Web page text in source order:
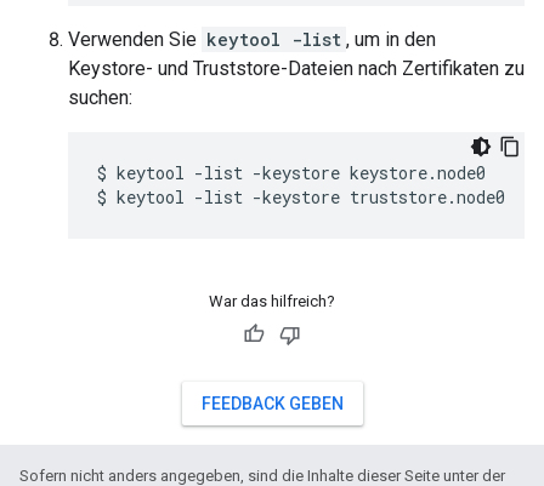
Verwenden Sie keytool -list , um in den
Keystore- und Truststore-Dateien nach Zertifikaten zu
suchen:
$ keytool -list -keystore keystore.node0
$ keytool -list -keystore truststore.node0
War das hilfreich?
FEEDBACK GEBEN
Sofern nicht anders angegeben, sind die Inhalte dieser Seite unter der